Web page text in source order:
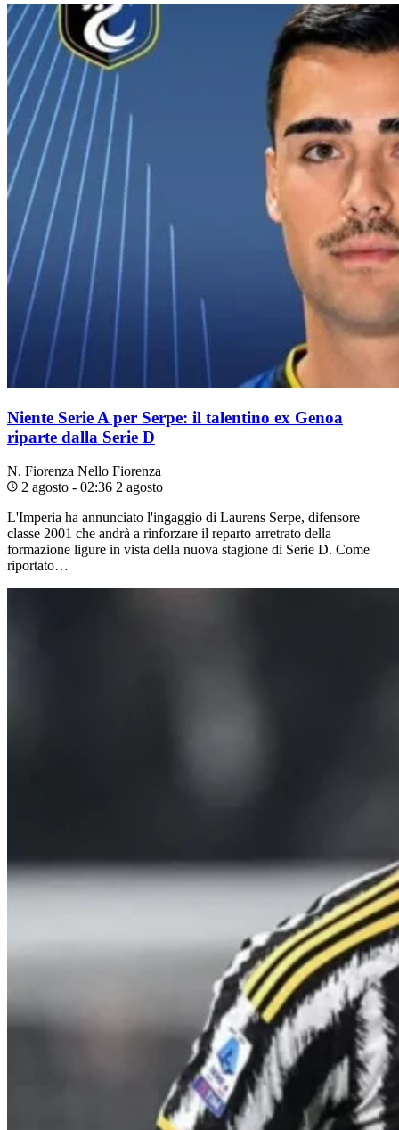
Niente Serie A per Serpe: il talentino ex Genoa
riparte dalla Serie D
N. Fiorenza Nello Fiorenza
2 agosto - 02:36 2 agosto
L'Imperia ha annunciato l'ingaggio di Laurens Serpe, difensore
classe 2001 che andrà a rinforzare il reparto arretrato della
formazione ligure in vista della nuova stagione di Serie D. Come
riportato…